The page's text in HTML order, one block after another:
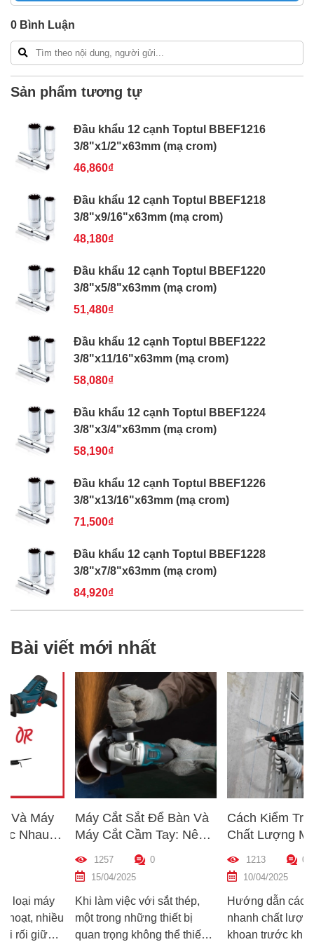
Freeship toàn quốc đơn từ 3 triệu
Bao 1 đổi 1 trong 24 giờ
Nếu bạn cần thêm thông tin của
lòng liên hệ hotline -
0 Bình Luận
Sản phẩm tương tự
Đầu khẩu 12 cạnh Toptul BBEF1216
3/8"x1/2"x63mm (mạ crom)
46,860₫
Đầu khẩu 12 cạnh Toptul BBEF1218
3/8"x9/16"x63mm (mạ crom)
48,180₫
Đầu khẩu 12 cạnh Toptul BBEF1220
3/8"x5/8"x63mm (mạ crom)
51,480₫
Đầu khẩu 12 cạnh Toptul BBEF1222
3/8"x11/16"x63mm (mạ crom)
58,080₫
Đầu khẩu 12 cạnh Toptul BBEF1224
3/8"x3/4"x63mm (mạ crom)
58,190₫
Đầu khẩu 12 cạnh Toptul BBEF1226
3/8"x13/16"x63mm (mạ crom)
71,500₫
Đầu khẩu 12 cạnh Toptul BBEF1228
3/8"x7/8"x63mm (mạ crom)
84,920₫
Bài viết mới nhất
Máy Cắt Sắt Để Bàn Và
Máy Cắt Cầm Tay: Nên
Chọn Loại Nào Phù Hợp
0
15/04/2025
Khi làm việc với sắt thép,
một trong những thiết bị
quan trọng không thể thiếu
Cách Kiểm Tra Nhanh
Chất Lượng Máy Khoan
Trước Khi Mua – Hướng
Dẫn Chi Tiết Cho Người
0
10/04/2025
Hướng dẫn cách kiểm tra
nhanh chất lượng máy
khoan trước khi mua – giúp